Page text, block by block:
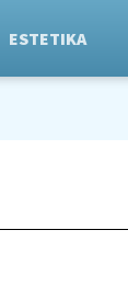
ESTETIKA